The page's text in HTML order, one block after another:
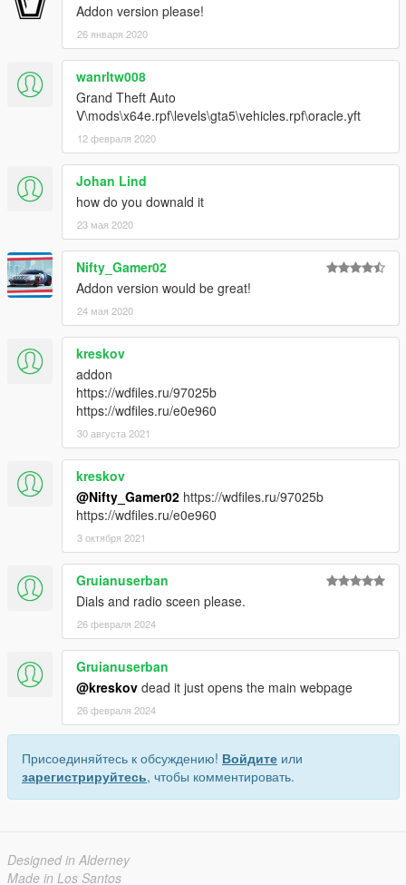
Addon version please!
26 января 2020
wanrltw008
Grand Theft Auto
V\mods\x64e.rpf\levels\gta5\vehicles.rpf\oracle.yft
12 февраля 2020
Johan Lind
how do you downald it
23 мая 2020
Nifty_Gamer02
Addon version would be great!
24 мая 2020
kreskov
addon
https://wdfiles.ru/97025b
https://wdfiles.ru/e0e960
30 августа 2021
kreskov
@Nifty_Gamer02 https://wdfiles.ru/97025b
https://wdfiles.ru/e0e960
3 октября 2021
Gruianuserban
Dials and radio sceen please.
26 февраля 2024
Gruianuserban
@kreskov dead it just opens the main webpage
26 февраля 2024
Присоединяйтесь к обсуждению! Войдите или
зарегистрируйтесь, чтобы комментировать.
Designed in Alderney
Made in Los Santos